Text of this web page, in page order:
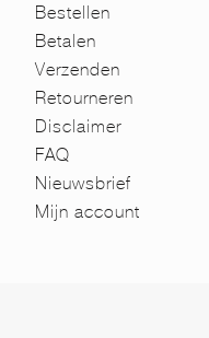
Bestellen
Betalen
Verzenden
Retourneren
Disclaimer
FAQ
Nieuwsbrief
Mijn account